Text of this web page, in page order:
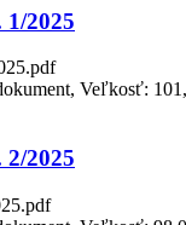
1/2025
Veľkosť:
2/2025